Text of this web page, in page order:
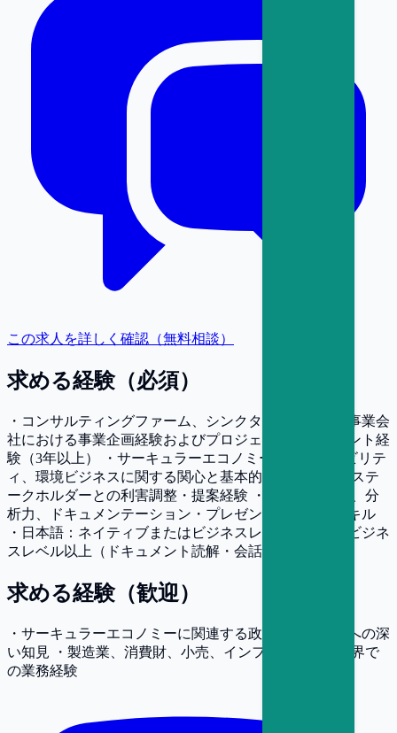
この求人を詳しく確認（無料相談）
求める経験（必須）
・コンサルティングファーム、シンクタンク、または事業会
社における事業企画経験およびプロジェクトマネジメント経
験（3年以上） ・サーキュラーエコノミー、サステナビリテ
ィ、環境ビジネスに関する関心と基本的理解 ・複数のステ
ークホルダーとの利害調整・提案経験 ・論理的思考力、分
析力、ドキュメンテーション・プレゼンテーションスキル
・日本語：ネイティブまたはビジネスレベル、英語：ビジネ
スレベル以上（ドキュメント読解・会話）
求める経験（歓迎）
・サーキュラーエコノミーに関連する政策、業界動向への深
い知見 ・製造業、消費財、小売、インフラなど関連業界で
の業務経験